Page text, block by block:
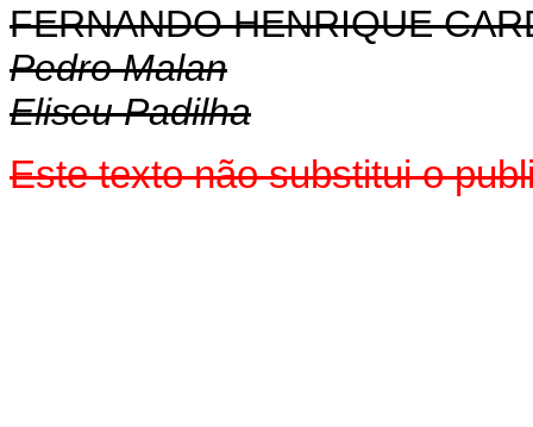
FERNANDO HENRIQUE
Pedro Malan
Eliseu Padilha
Este texto não substitui o